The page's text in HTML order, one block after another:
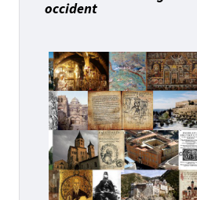
occident